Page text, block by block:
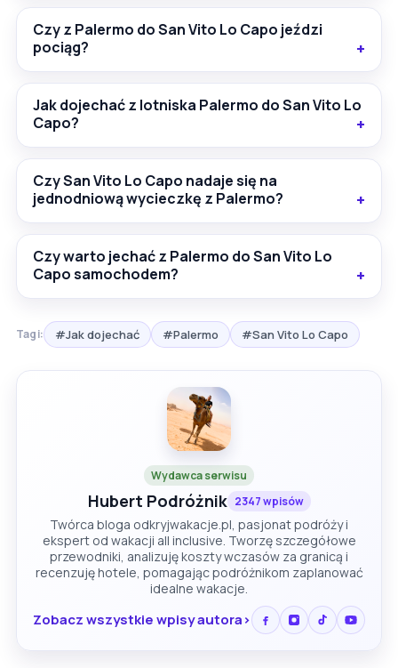
Czy z Palermo do San Vito Lo Capo jeździ
pociąg?
Jak dojechać z lotniska Palermo do San Vito Lo
Capo?
Czy San Vito Lo Capo nadaje się na
jednodniową wycieczkę z Palermo?
Czy warto jechać z Palermo do San Vito Lo
Capo samochodem?
Tagi: #Jak dojechać #Palermo #San Vito Lo Capo
Wydawca serwisu
Hubert Podróżnik 2347 wpisów
Twórca bloga odkryjwakacje.pl, pasjonat podróży i
ekspert od wakacji all inclusive. Tworzę szczegółowe
przewodniki, analizuję koszty wczasów za granicą i
recenzuję hotele, pomagając podróżnikom zaplanować
idealne wakacje.
Zobacz wszystkie wpisy autora